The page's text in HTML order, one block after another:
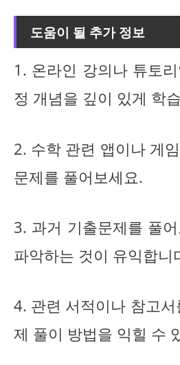
도움이 될 추가 정보
1. 온라인 강의나 튜토
정 개념을 깊이 있게 학
2. 수학 관련 앱이나 게
문제를 풀어보세요.
3. 과거 기출문제를 풀
파악하는 것이 유익합니
4. 관련 서적이나 참고
제 풀이 방법을 익힐 수